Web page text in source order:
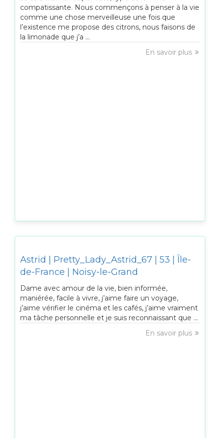
compatissante. Nous commençons à penser à la vie
comme une chose merveilleuse une fois que
l’existence me propose des citrons, nous faisons de
la limonade que j’a ...
En savoir plus
Astrid | Pretty_Lady_Astrid_67 | 53 | Île-
de-France | Noisy-le-Grand
Dame avec amour de la vie, bien informée,
maniérée, facile à vivre, j’aime faire un voyage,
j’aime vérifier le cinéma et les cafés, j’aime vraiment
ma tâche personnelle et je suis reconnaissant que ...
En savoir plus